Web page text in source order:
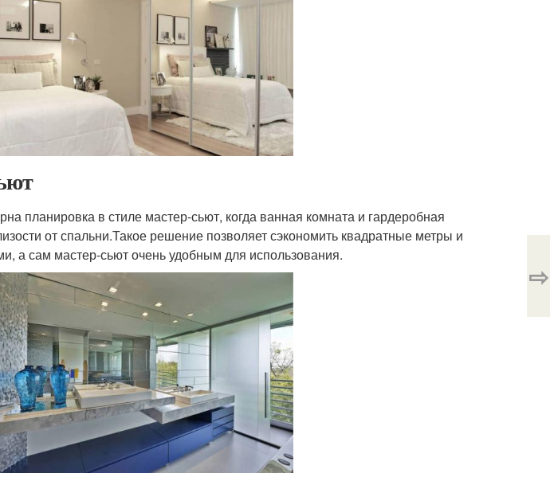
планировка в стиле мастер-сьют, когда ванная комната и гардеробная
от спальни.Такое решение позволяет сэкономить квадратные метры и
а сам мастер-сьют очень удобным для использования.
⇨